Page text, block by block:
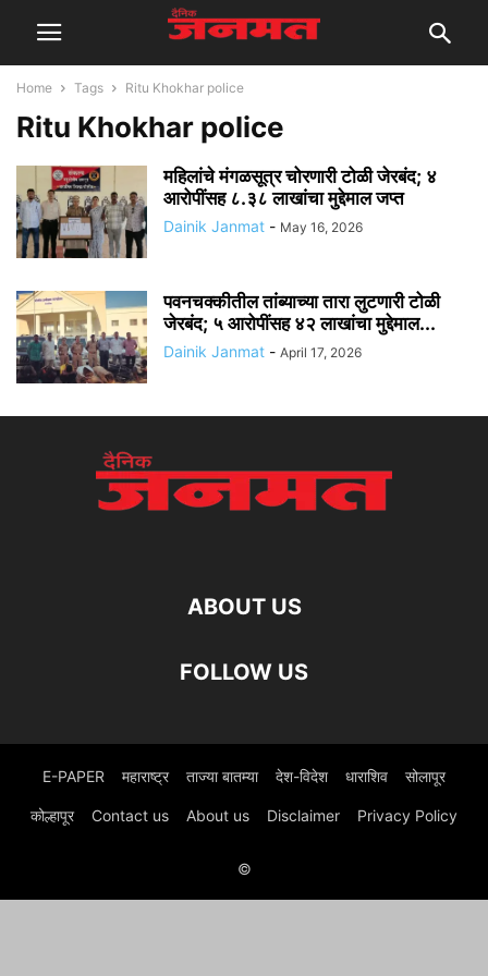
Home Tags Ritu Khokhar police
Ritu Khokhar police
महिलांचे मंगळसूत्र चोरणारी टोळी जेरबंद; ४
आरोपींसह ८.३८ लाखांचा मुद्देमाल जप्त
Dainik Janmat - May 16, 2026
पवनचक्कीतील तांब्याच्या तारा लुटणारी टोळी
जेरबंद; ५ आरोपींसह ४२ लाखांचा मुद्देमाल...
Dainik Janmat - April 17, 2026
ABOUT US
FOLLOW US
E-PAPER महाराष्ट्र ताज्या बातम्या देश-विदेश धाराशिव सोलापूर
कोल्हापूर Contact us About us Disclaimer Privacy Policy
©